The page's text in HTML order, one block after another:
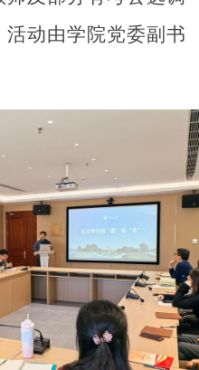
动由学院党委副书